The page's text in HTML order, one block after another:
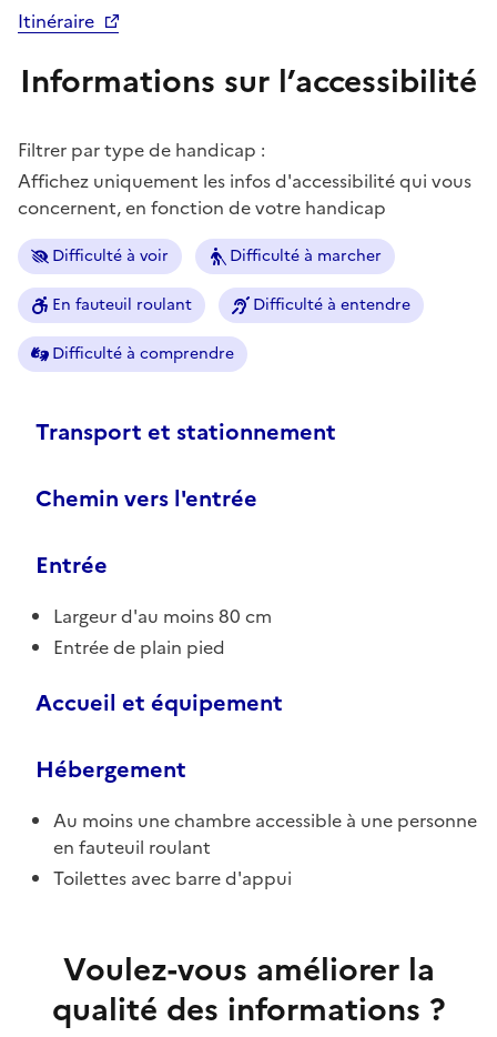
Itinéraire
Informations sur l’accessibilité
Filtrer par type de handicap :
Affichez uniquement les infos d'accessibilité qui vous
concernent, en fonction de votre handicap
Difficulté à voir Difficulté à marcher
En fauteuil roulant Difficulté à entendre
Difficulté à comprendre
Transport et stationnement
Chemin vers l'entrée
Entrée
Largeur d'au moins 80 cm
Entrée de plain pied
Accueil et équipement
Hébergement
Au moins une chambre accessible à une personne
en fauteuil roulant
Toilettes avec barre d'appui
Voulez-vous améliorer la
qualité des informations ?